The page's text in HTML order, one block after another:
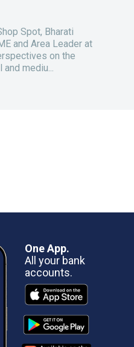
Spot, Bharati
and Area Leader at
on the
mediu...
One App.
All your bank
accounts.